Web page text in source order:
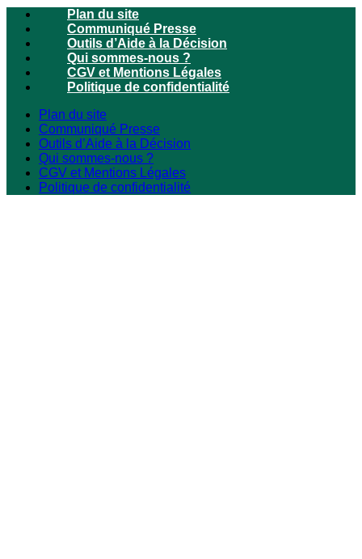
Plan du site
Communiqué Presse
Outils d’Aide à la Décision
Qui sommes-nous ?
CGV et Mentions Légales
Politique de confidentialité
Plan du site
Communiqué Presse
Outils d’Aide à la Décision
Qui sommes-nous ?
CGV et Mentions Légales
Politique de confidentialité